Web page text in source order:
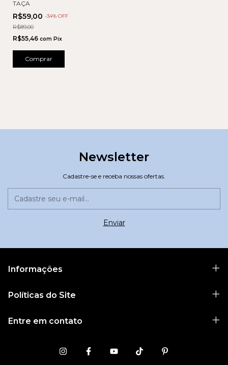
TAÇA
R$59,00 -34% OFF
R$89,00
R$55,46 com Pix
Comprar
Newsletter
Cadastre-se e receba nossas ofertas.
Informações
Políticas do Site
Entre em contato